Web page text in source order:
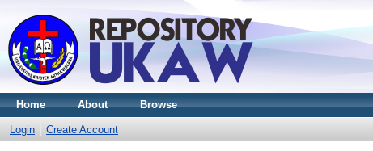
Home About Browse
Login Create Account